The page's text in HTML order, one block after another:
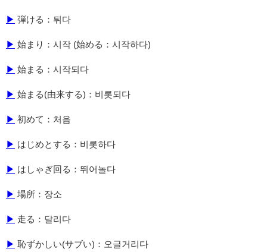
▶ 弾ける：튀다
▶ 始まり：시작 (始める：시작하다)
▶ 始まる：시작되다
▶ 始まる(由来する)：비롯되다
▶ 初めて：처음
▶ はじめとする：비롯하다
▶ はしゃぎ回る：뛰어놀다
▶ 場所：장소
▶ 走る：달리다
▶ 恥ずかしい(サブい)：오글거리다